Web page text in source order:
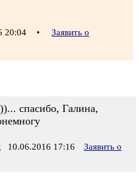
20:04 •
Заявить о
спасибо, Галина,
10.06.2016 17:16
Заявить о